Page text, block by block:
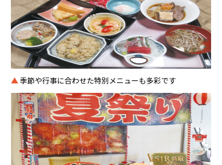
▲季節や行事に合わせた特別メニューも多彩です